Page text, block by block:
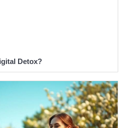
Detox?